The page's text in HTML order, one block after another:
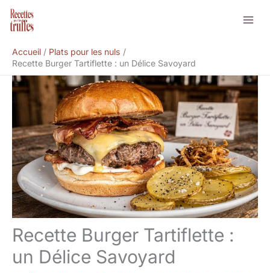
Aller
Accueil
Plats pour les nuls
Recette Burger Tartiflette : un Délice Savoyard
Recette Burger Tartiflette :
un Délice Savoyard
Rechercher